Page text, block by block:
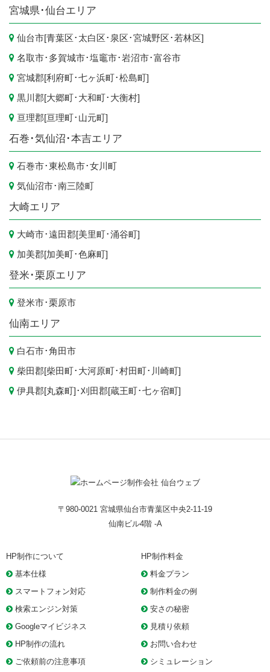
宮城県 ･仙台エリア
仙台市[青葉区･ 太白区･ 泉区･宮城野区･ 若林区]
名取市･ 多賀城市･塩竈市･岩沼市･富谷市
宮城郡[利府町･七ヶ浜町･松島町]
黒川郡[大郷町･ 大和町･ 大衡村]
亘理郡[亘理町･ 山元町]
石巻･気仙沼･本吉エリア
石巻市･東松島市･女川町
気仙沼市･南三陸町
大崎エリア
大崎市･遠田郡[美里町･涌谷町]
加美郡[加美町･色麻町]
登米･栗原エリア
登米市･栗原市
仙南エリア
白石市･角田市
柴田郡[柴田町･ 大河原町･村田町･ 川崎町]
伊具郡[丸森町]･刈田郡[蔵王町･七ヶ宿町]
〒980-0021 宮城県仙台市青葉区中央2-11-19
仙南ビル4階 -A
HP制作について
基本仕様
スマートフォン対応
検索エンジン対策
Googleマイビジネス
HP制作の流れ
ご依頼前の注意事項
HP制作料金
料金プラン
制作料金の例
安さの秘密
見積り依頼
お問い合わせ
シミュレーション